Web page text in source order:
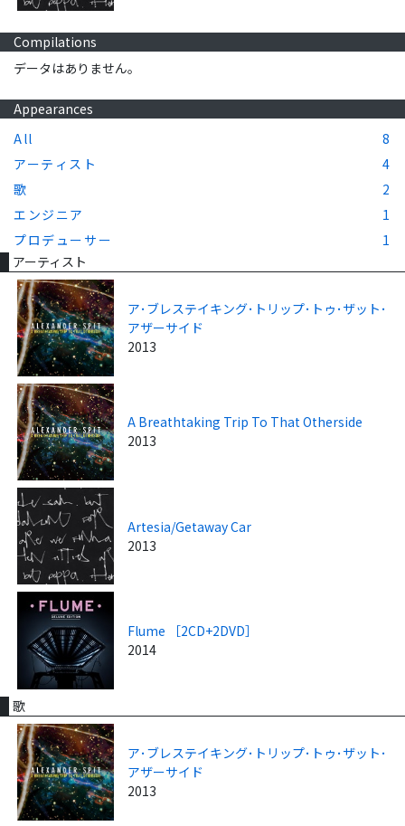
Compilations
データはありません。
Appearances
All
8
アーティスト
4
歌
2
エンジニア
1
プロデューサー
1
アーティスト
ア･ブレステイキング･トリップ･トゥ･ザット･
アザーサイド
2013
A Breathtaking Trip To That Otherside
2013
Artesia/Getaway Car
2013
Flume ［2CD+2DVD］
2014
歌
ア･ブレステイキング･トリップ･トゥ･ザット･
アザーサイド
2013